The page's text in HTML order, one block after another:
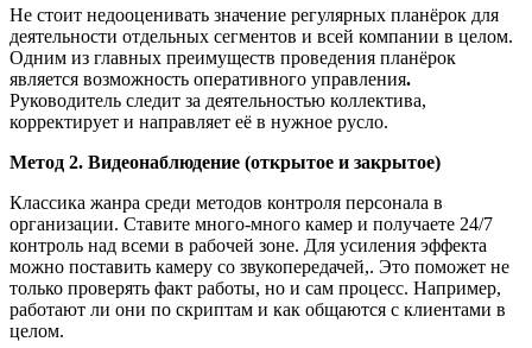
Не стоит недооценивать значение регулярных планёрок для
деятельности отдельных сегментов и всей компании в целом.
Одним из главных преимуществ проведения планёрок
является возможность оперативного управления.
Руководитель следит за деятельностью коллектива,
корректирует и направляет её в нужное русло.
Метод 2. Видеонаблюдение (открытое и закрытое)
Классика жанра среди методов контроля персонала в
организации. Ставите много-много камер и получаете 24/7
контроль над всеми в рабочей зоне. Для усиления эффекта
можно поставить камеру со звукопередачей,. Это поможет не
только проверять факт работы, но и сам процесс. Например,
работают ли они по скриптам и как общаются с клиентами в
целом.